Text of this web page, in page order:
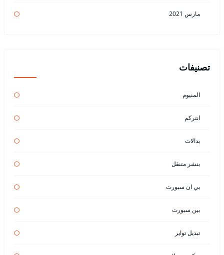
مارس 2021
تصنيفات
المنيوم
انتركم
بدالات
بنشر متنقل
بي ان سبورت
بين سبورت
تبديل تواير